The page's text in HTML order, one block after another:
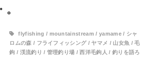
flyfishing / mountainstream / yamame/ シャ
ロムの森 / フライフィッシング/ ヤマメ / 山女魚 /毛
鉤 / 渓流釣り / 管理釣り場 /西洋毛鉤人 / 釣りを語ろ